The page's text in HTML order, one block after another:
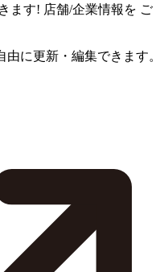
ます! 店舗/企業情報を ご
に更新・編集できます。